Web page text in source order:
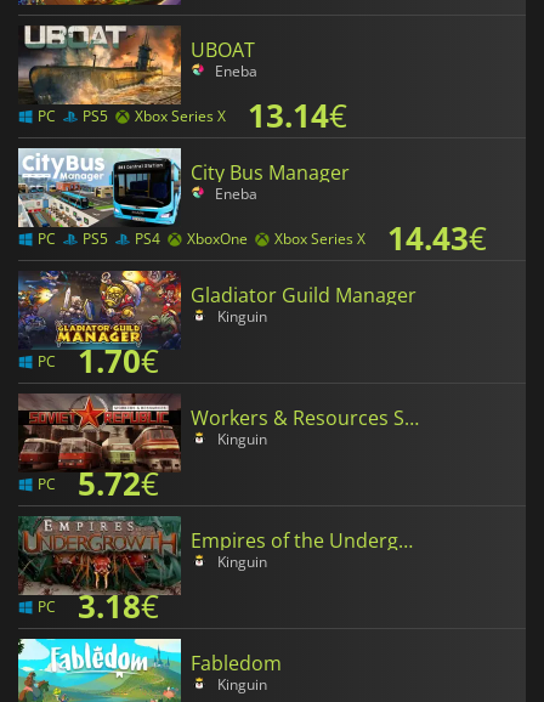
UBOAT
Eneba
PC PS5 Xbox Series X 13.14€
City Bus Manager
Eneba
PC PS5 PS4 XboxOne Xbox Series X 14.43€
Gladiator Guild Manager
Kinguin
PC 1.70€
Workers & Resources Soviet Republic
Kinguin
PC 5.72€
Empires of the Undergrowth
Kinguin
PC 3.18€
Fabledom
Kinguin